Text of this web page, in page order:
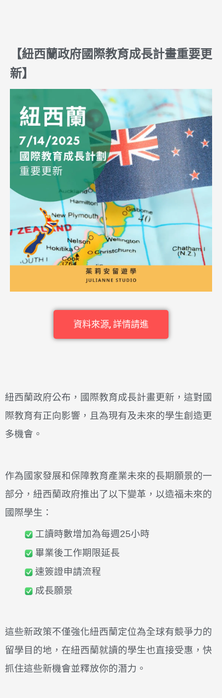
【紐西蘭政府國際教育成長計畫重要更
新】
資料來源, 詳情請進
紐西蘭政府公布，國際教育成長計畫更新，這對國
際教育有正向影響，且為現有及未來的學生創造更
多機會。
作為國家發展和保障教育產業未來的長期願景的一
部分，紐西蘭政府推出了以下變革，以造福未來的
國際學生：
工讀時數增加為每週25小時
畢業後工作期限延長
速簽證申請流程
成長願景
這些新政策不僅強化紐西蘭定位為全球有競爭力的
留學目的地，在紐西蘭就讀的學生也直接受惠， 快
抓住這些新機會並釋放你的潛力。